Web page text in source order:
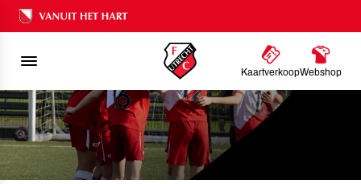
Ons nalatenschap
KaartverkoopWebshop